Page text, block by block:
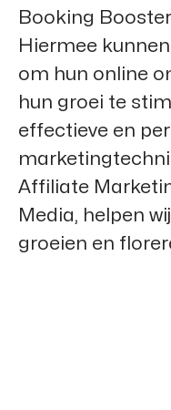
Booking
Hiermee
om hun online
hun groei te
effectieve en
Affiliate
Media, helpen
groeien en